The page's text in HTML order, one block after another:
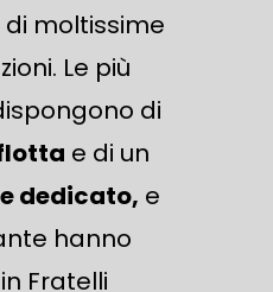
moltissime
Le più
di
e di un
dedicato, e
hanno
Fratelli